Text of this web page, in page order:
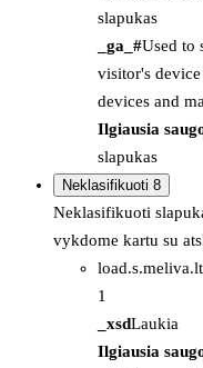
slapukas
_ga_#Used to
visitor's
devices and
Ilgiausia
slapukas
Neklasifikuoti 8
Neklasifikuoti
vykdome kartu su
load.s.meliva.lt
1
_xsdLaukia
Ilgiausia